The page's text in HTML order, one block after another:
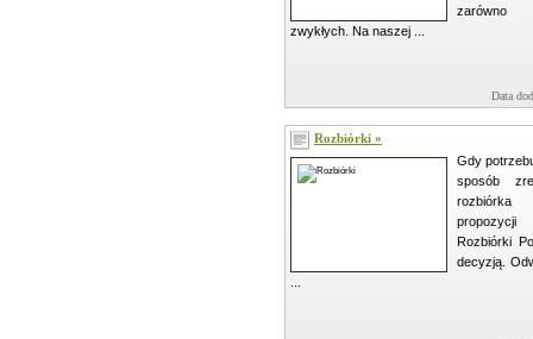
zarówno
zwykłych. Na naszej ...
Data
Rozbiórki »
Gdy
sposób
propozycji
Rozbiórki
decyzją.